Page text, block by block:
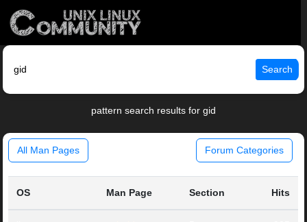
Search
pattern search results for gid
All Man Pages Forum Categories
OS Man Page Section Hits